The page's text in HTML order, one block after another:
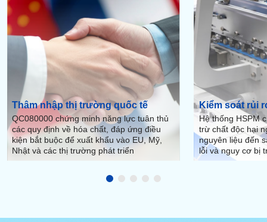
Thâm nhập thị trường quốc tế
QC080000 chứng minh năng lực tuân thủ
các quy định về hóa chất, đáp ứng điều
kiện bắt buộc để xuất khẩu vào EU, Mỹ,
Nhật và các thị trường phát triển
Kiểm soát rủi
Hệ thống HSPM
trừ chất độc hại
nguyên liệu đến
lỗi và nguy cơ bị